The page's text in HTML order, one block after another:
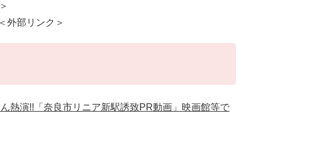
＜外部リンク＞
熱演!!「奈良市リニア新駅誘致PR動画」映画館等で